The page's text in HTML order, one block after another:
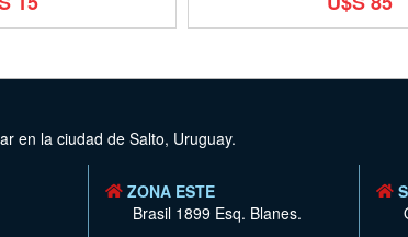
en la ciudad de Salto, Uruguay.
ZONA ESTE
Brasil 1899 Esq. Blanes.